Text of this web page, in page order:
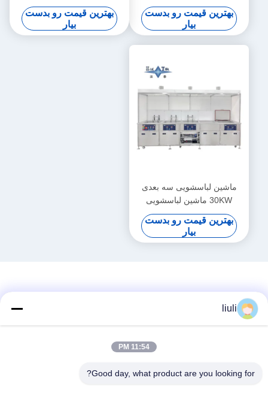
صوتی دستی 40KW
بهترین قیمت رو بدست
بیار
سفارشی
بهترین قیمت رو بدست
بیار
ماشین لباسشویی سه بعدی
30KW ماشین لباسشویی
40KHZ
بهترین قیمت رو بدست
بیار
liuli
11:54 PM
Good day, what product are you looking for?